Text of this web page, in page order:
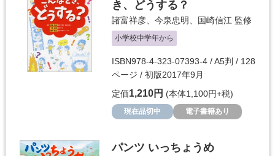
き、どうする？
諸富祥彦、 今泉忠明、 国崎信江 監修
小学校中学年から
ISBN978-4-323-07393-4 / A5判 / 128
ページ / 初版2017年9月
定価1,210円 (本体1,100円+税)
現在品切中 電子書籍あり
パンツ いっちょうめ